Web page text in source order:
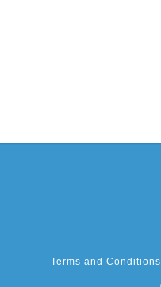
Terms and